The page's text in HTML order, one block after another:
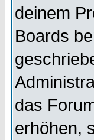
deinem
Boards
das
erhöhen,